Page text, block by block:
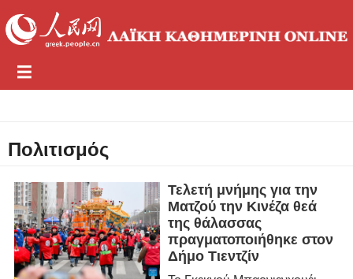
Πολιτισμός
Τελετή μνήμης για την
Ματζού την Κινέζα θεά
της θάλασσας
πραγματοποιήθηκε στον
Δήμο Τιεντζίν